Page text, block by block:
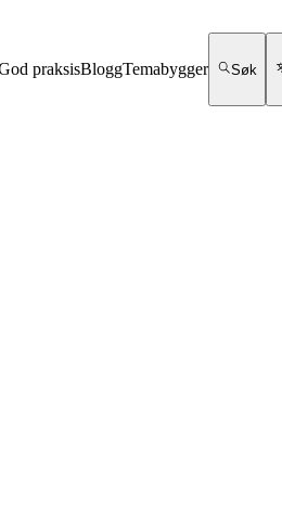
praksisBloggTemabygger Søk